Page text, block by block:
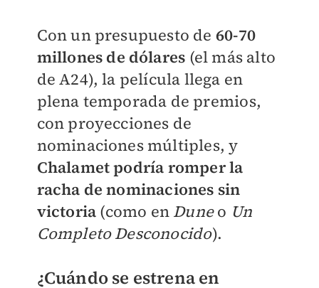
Con un presupuesto de 60-70
millones de dólares (el más alto
de A24), la película llega en
plena temporada de premios,
con proyecciones de
nominaciones múltiples, y
Chalamet podría romper la
racha de nominaciones sin
victoria (como en Duneo Un
Completo Desconocido).
¿Cuándo se estrena en